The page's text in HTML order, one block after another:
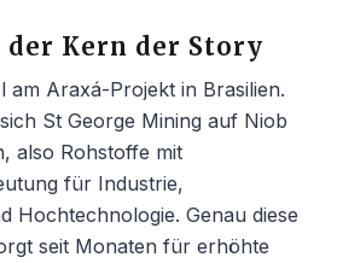
Kern der Story
am Araxá-Projekt in Brasilien.
St George Mining auf Niob
also Rohstoffe mit
für Industrie,
Hochtechnologie. Genau diese
seit Monaten für erhöhte